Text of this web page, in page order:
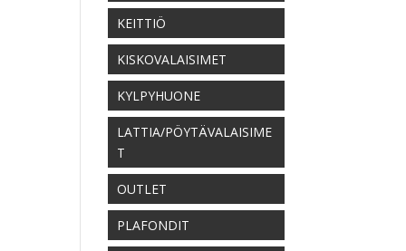
KEITTIÖ
KISKOVALAISIMET
KYLPYHUONE
LATTIA/PÖYTÄVALAISIME
T
OUTLET
PLAFONDIT